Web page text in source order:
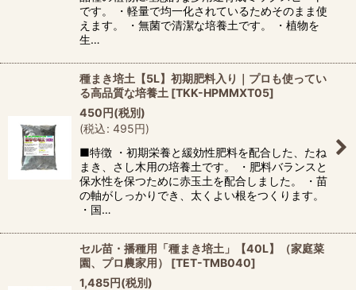
です。 ・軽量で均一化されているためそのまま使
えます。 ・無菌で清潔な培養土です。 ・植物を
生…
種まき培土【5L】初期肥料入り｜プロも使ってい
る高品質な培養土 [TKK-HPMMXT05]
450円(税別)
(税込: 495円)
■特徴 ・初期栄養と緩効性肥料を配合した、たね
まき、さし木用の培養土です。 ・肥料バランスと
保水性を保つために赤玉土を配合しました。 ・苗
の軸がしっかりでき、太くよい根をつくります。
・国…
セル苗・播種用「種まき培土」【40L】（家庭菜
園、プロ農家用）
[TET-TMB040]
1,485円(税別)